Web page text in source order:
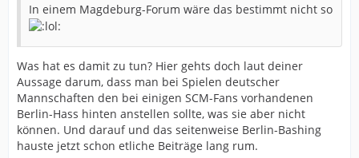
In einem Magdeburg-Forum wäre das bestimmt nicht so
Was hat es damit zu tun? Hier gehts doch laut deiner
Aussage darum, dass man bei Spielen deutscher
Mannschaften den bei einigen SCM-Fans vorhandenen
Berlin-Hass hinten anstellen sollte, was sie aber nicht
können. Und darauf und das seitenweise Berlin-Bashing
hauste jetzt schon etliche Beiträge lang rum.